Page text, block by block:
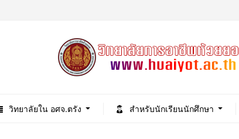
วิทยาลัยใน อศจ.ตรัง สำหรับนักเรียนนักศึกษา